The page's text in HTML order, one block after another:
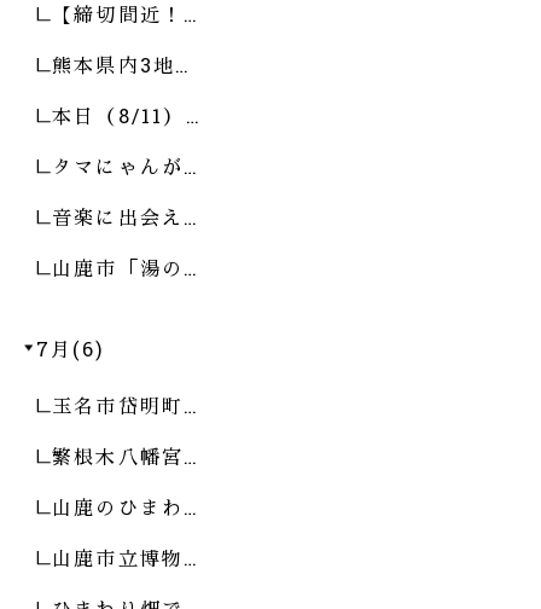
【締切間近！…
熊本県内3地…
本日（8/11）…
タマにゃんが…
音楽に出会え…
山鹿市「湯の…
7月(6)
玉名市岱明町…
繁根木八幡宮…
山鹿のひまわ…
山鹿市立博物…